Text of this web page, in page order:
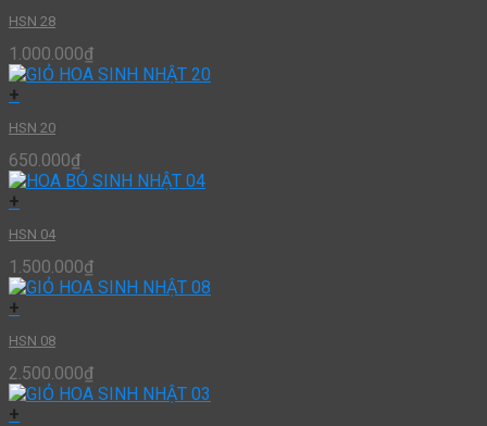
HSN 28
1.000.000₫
+
HSN 20
650.000₫
+
HSN 04
1.500.000₫
+
HSN 08
2.500.000₫
+